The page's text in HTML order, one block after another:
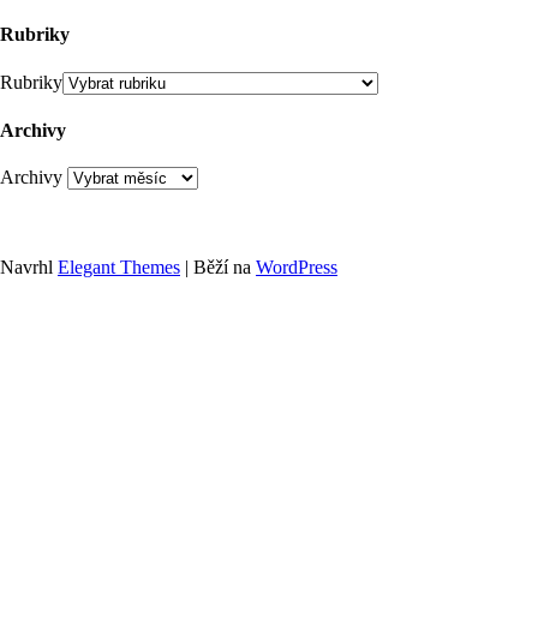
Rubriky
Rubriky
Archivy
Archivy
Navrhl Elegant Themes | Běží na WordPress